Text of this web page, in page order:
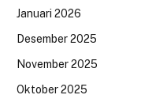
Januari 2026
Desember 2025
November 2025
Oktober 2025